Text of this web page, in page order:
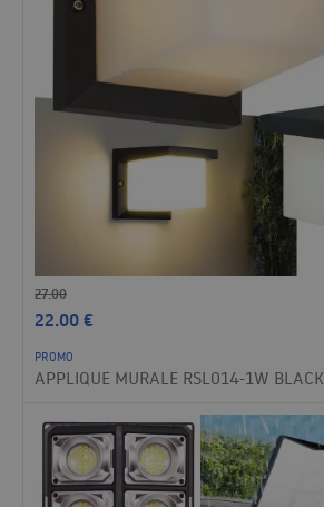
27.00
22.00€
PROMO
APPLIQUE MURALE RSL014-1W BLACK